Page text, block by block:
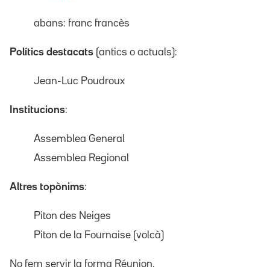
abans: franc francès
Polítics destacats (antics o actuals):
Jean-Luc Poudroux
Institucions:
Assemblea General
Assemblea Regional
Altres topònims:
Piton des Neiges
Piton de la Fournaise (volcà)
No fem servir la forma Réunion.